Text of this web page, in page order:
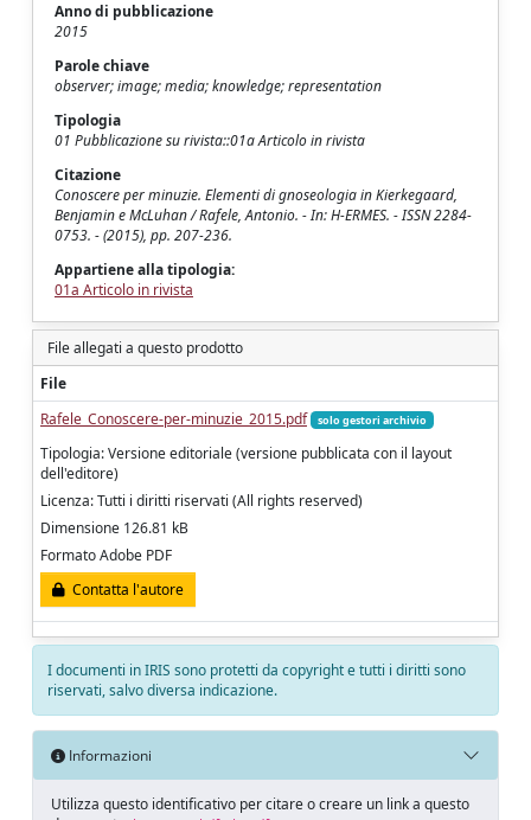
Anno di pubblicazione
2015
Parole chiave
observer; image; media; knowledge; representation
Tipologia
01 Pubblicazione su rivista::01a Articolo in rivista
Citazione
Conoscere per minuzie. Elementi di gnoseologia in Kierkegaard,
Benjamin e McLuhan / Rafele, Antonio. - In: H-ERMES. - ISSN 2284-
0753. - (2015), pp. 207-236.
Appartiene alla tipologia:
01a Articolo in rivista
File allegati a questo prodotto
File
Rafele_Conoscere-per-minuzie_2015.pdf
solo gestori archivio
Tipologia: Versione editoriale (versione pubblicata con il layout
dell'editore)
Licenza: Tutti i diritti riservati (All rights reserved)
Dimensione 126.81 kB
Formato Adobe PDF
Contatta l'autore
I documenti in IRIS sono protetti da copyright e tutti i diritti sono
riservati, salvo diversa indicazione.
Informazioni
Utilizza questo identificativo per citare o creare un link a questo